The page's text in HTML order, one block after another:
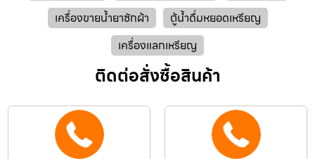
เครื่องขายน้ำยาซักผ้า
ตู้น้ำดื่มหยอดเหรียญ
เครื่องแลกเหรียญ
ติดต่อสั่งซื้อสินค้า